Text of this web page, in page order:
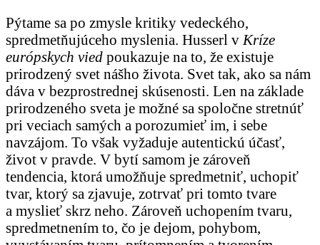
Pýtame sa po zmysle kritiky vedeckého,
spredmetňujúceho myslenia. Husserl v Kríze
európskych vied poukazuje na to, že existuje
prirodzený svet nášho života. Svet tak, ako sa nám
dáva v bezprostrednej skúsenosti. Len na základe
prirodzeného sveta je možné sa spoločne stretnúť
pri veciach samých a porozumieť im, i sebe
navzájom. To však vyžaduje autentickú účasť,
život v pravde. V bytí samom je zároveň
tendencia, ktorá umožňuje spredmetniť, uchopiť
tvar, ktorý sa zjavuje, zotrvať pri tomto tvare
a myslieť skrz neho. Zároveň uchopením tvaru,
spredmetnením to, čo je dejom, pohybom,